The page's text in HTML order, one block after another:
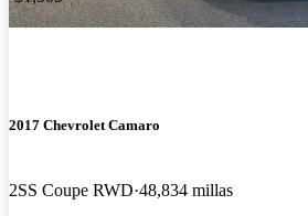
2017 Chevrolet Camaro
2SS Coupe RWD 48,834 millas